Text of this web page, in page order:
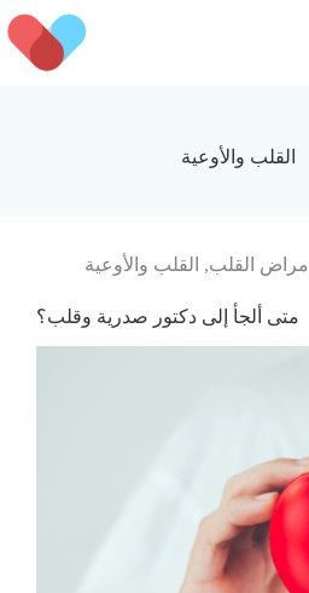
Skip
to
content
القلب والأوعية
أمراض القلب, القلب والأوعية
متى ألجأ إلى دكتور صدرية وقلب؟